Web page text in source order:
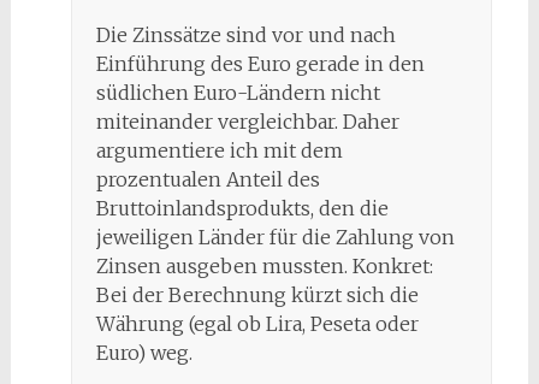
Die Zinssätze sind vor und nach
Einführung des Euro gerade in den
südlichen Euro-Ländern nicht
miteinander vergleichbar. Daher
argumentiere ich mit dem
prozentualen Anteil des
Bruttoinlandsprodukts, den die
jeweiligen Länder für die Zahlung von
Zinsen ausgeben mussten. Konkret:
Bei der Berechnung kürzt sich die
Währung (egal ob Lira, Peseta oder
Euro) weg.